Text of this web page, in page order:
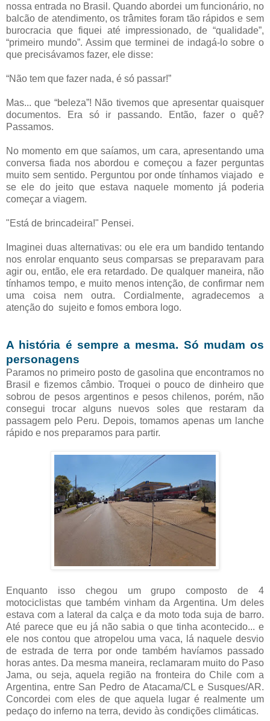
nossa entrada no Brasil. Quando abordei um funcionário, no
balcão de atendimento, os trâmites foram tão rápidos e sem
burocracia que fiquei até impressionado, de “qualidade”,
“primeiro mundo”. Assim que terminei de indagá-lo sobre o
que precisávamos fazer, ele disse:
“Não tem que fazer nada, é só passar!”
Mas... que “beleza”! Não tivemos que apresentar quaisquer
documentos. Era só ir passando. Então, fazer o quê?
Passamos.
No momento em que saíamos, um cara, apresentando uma
conversa fiada nos abordou e começou a fazer perguntas
muito sem sentido. Perguntou por onde tínhamos viajado e
se ele do jeito que estava naquele momento já poderia
começar a viagem.
"Está de brincadeira!" Pensei.
Imaginei duas alternativas: ou ele era um bandido tentando
nos enrolar enquanto seus comparsas se preparavam para
agir ou, então, ele era retardado. De qualquer maneira, não
tínhamos tempo, e muito menos intenção, de confirmar nem
uma coisa nem outra. Cordialmente, agradecemos a
atenção do sujeito e fomos embora logo.
A história é sempre a mesma. Só mudam os
personagens
Paramos no primeiro posto de gasolina que encontramos no
Brasil e fizemos câmbio. Troquei o pouco de dinheiro que
sobrou de pesos argentinos e pesos chilenos, porém, não
consegui trocar alguns nuevos soles que restaram da
passagem pelo Peru. Depois, tomamos apenas um lanche
rápido e nos preparamos para partir.
Enquanto isso chegou um grupo composto de 4
motociclistas que também vinham da Argentina. Um deles
estava com a lateral da calça e da moto toda suja de barro.
Até parece que eu já não sabia o que tinha acontecido... e
ele nos contou que atropelou uma vaca, lá naquele desvio
de estrada de terra por onde também havíamos passado
horas antes. Da mesma maneira, reclamaram muito do Paso
Jama, ou seja, aquela região na fronteira do Chile com a
Argentina, entre San Pedro de Atacama/CL e Susques/AR.
Concordei com eles de que aquela lugar é realmente um
pedaço do inferno na terra, devido às condições climáticas.